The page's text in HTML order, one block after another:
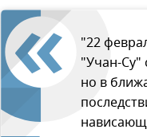
"22
"Учан-Су"
но в